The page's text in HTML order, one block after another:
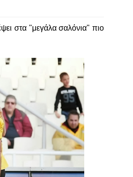
στα "μεγάλα σαλόνια" πιο